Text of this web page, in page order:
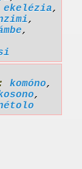
ekelézia,
,
,
komóno,
,